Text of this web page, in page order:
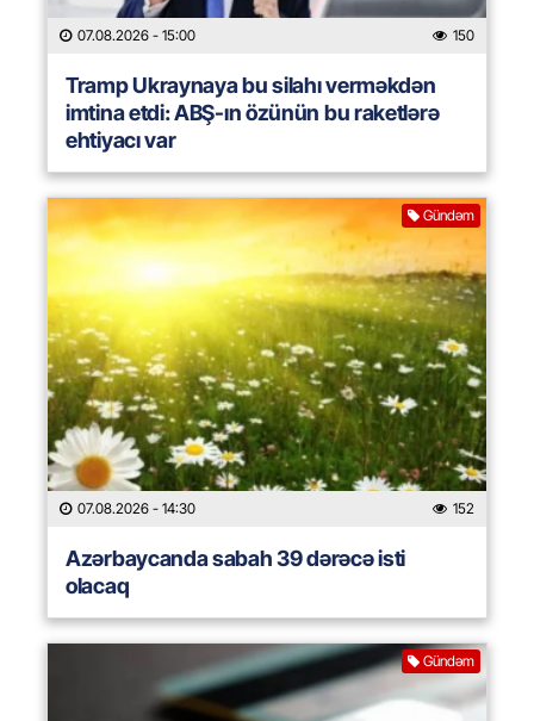
07.08.2026 - 15:00 150
Tramp Ukraynaya bu silahı verməkdən
imtina etdi: ABŞ-ın özünün bu raketlərə
ehtiyacı var
Gündəm
07.08.2026 - 14:30 152
Azərbaycanda sabah 39 dərəcə isti
olacaq
Gündəm